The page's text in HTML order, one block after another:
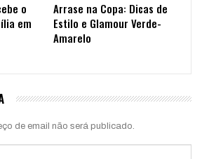
o
em
Arrase na Copa: Dicas de
Estilo e Glamour Verde-
Amarelo
de email não será publicado.